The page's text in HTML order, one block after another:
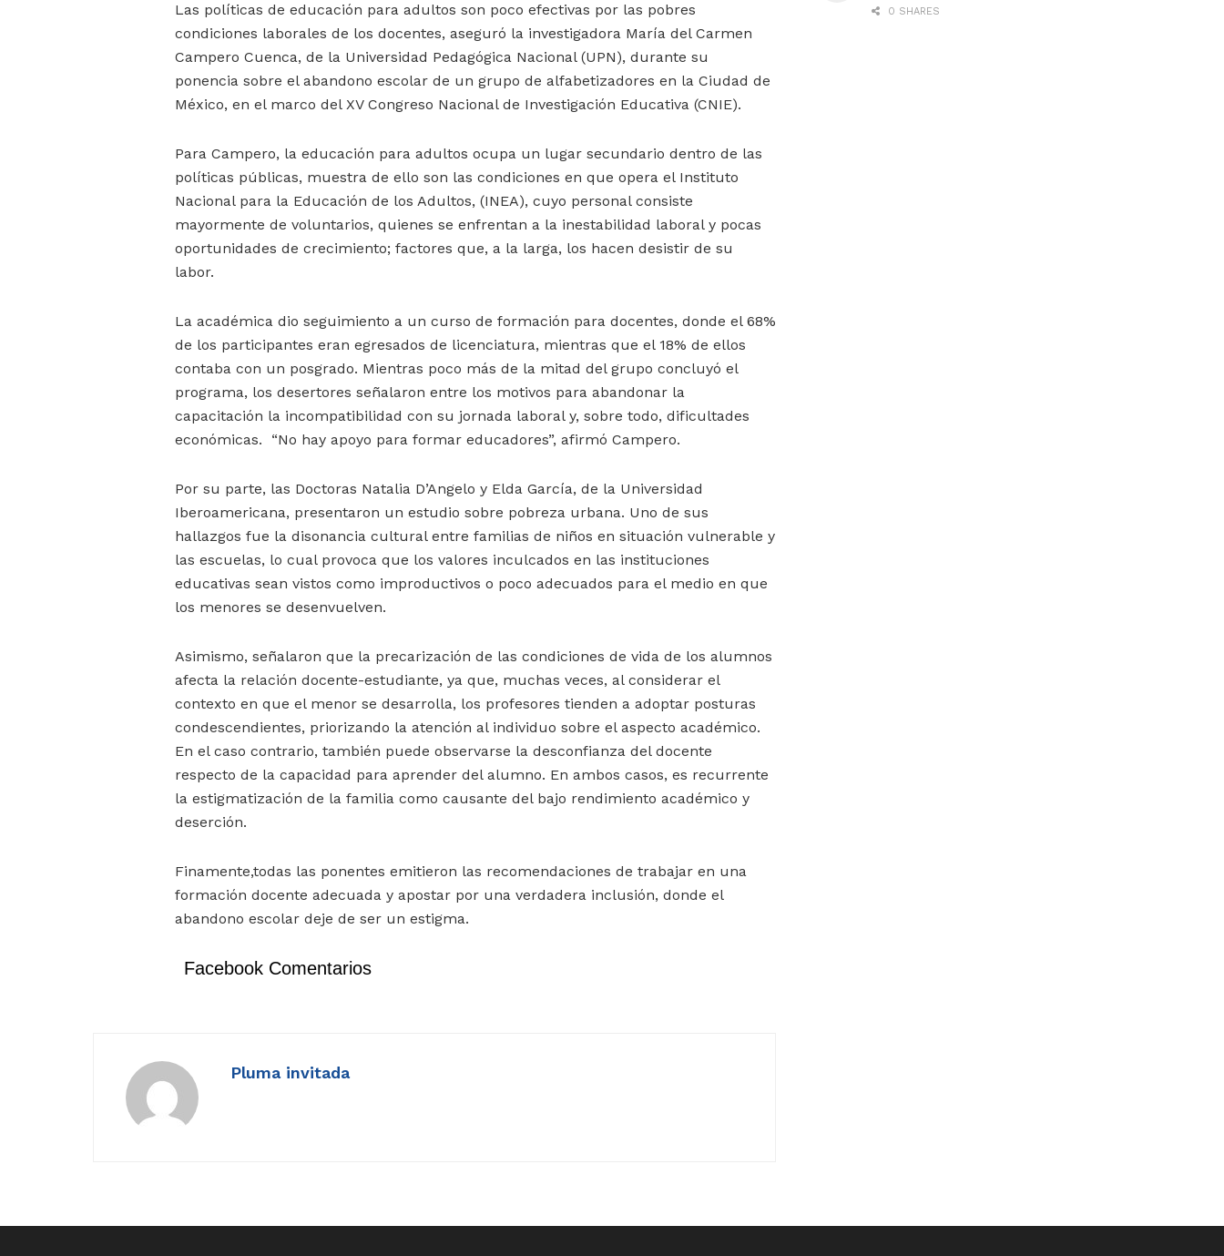
Las políticas de educación para adultos son poco efectivas por las pobres
condiciones laborales de los docentes, aseguró la investigadora María del Carmen
Campero Cuenca, de la Universidad Pedagógica Nacional (UPN), durante su
ponencia sobre el abandono escolar de un grupo de alfabetizadores en la Ciudad de
México, en el marco del XV Congreso Nacional de Investigación Educativa (CNIE).
Para Campero, la educación para adultos ocupa un lugar secundario dentro de las
políticas públicas, muestra de ello son las condiciones en que opera el Instituto
Nacional para la Educación de los Adultos, (INEA), cuyo personal consiste
mayormente de voluntarios, quienes se enfrentan a la inestabilidad laboral y pocas
oportunidades de crecimiento; factores que, a la larga, los hacen desistir de su
labor.
La académica dio seguimiento a un curso de formación para docentes, donde el 68%
de los participantes eran egresados de licenciatura, mientras que el 18% de ellos
contaba con un posgrado. Mientras poco más de la mitad del grupo concluyó el
programa, los desertores señalaron entre los motivos para abandonar la
capacitación la incompatibilidad con su jornada laboral y, sobre todo, dificultades
económicas. “No hay apoyo para formar educadores”, afirmó Campero.
Por su parte, las Doctoras Natalia D’Angelo y Elda García, de la Universidad
Iberoamericana, presentaron un estudio sobre pobreza urbana. Uno de sus
hallazgos fue la disonancia cultural entre familias de niños en situación vulnerable y
las escuelas, lo cual provoca que los valores inculcados en las instituciones
educativas sean vistos como improductivos o poco adecuados para el medio en que
los menores se desenvuelven.
Asimismo, señalaron que la precarización de las condiciones de vida de los alumnos
afecta la relación docente-estudiante, ya que, muchas veces, al considerar el
contexto en que el menor se desarrolla, los profesores tienden a adoptar posturas
condescendientes, priorizando la atención al individuo sobre el aspecto académico.
En el caso contrario, también puede observarse la desconfianza del docente
respecto de la capacidad para aprender del alumno. En ambos casos, es recurrente
la estigmatización de la familia como causante del bajo rendimiento académico y
deserción.
Finamente,todas las ponentes emitieron las recomendaciones de trabajar en una
formación docente adecuada y apostar por una verdadera inclusión, donde el
abandono escolar deje de ser un estigma.
Facebook Comentarios
Pluma invitada
0 SHARES